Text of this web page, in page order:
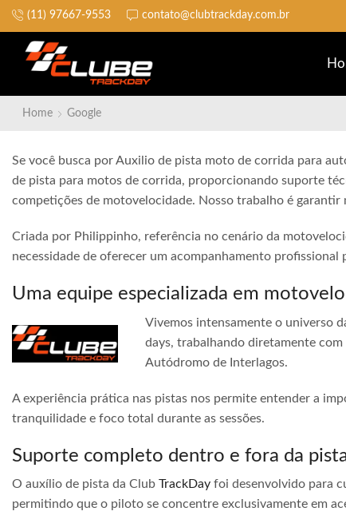
(11) 97667-9553 contato@clubtrackday.com.br
Não perca a largada
Home Google
Se você busca por Auxilio de pista moto de corrida para
de pista para motos de corrida, proporcionando suporte
competições de motovelocidade. Nosso trabalho é garantir
Criada por Philippinho, referência no cenário da
necessidade de oferecer um acompanhamento
Uma equipe especializada em
Vivemos intensamente o universo
days, trabalhando diretamente
Autódromo de Interlagos.
A experiência prática nas pistas nos permite entender a
tranquilidade e foco total durante as sessões.
Suporte completo dentro e fora da
O auxílio de pista da Club TrackDay foi desenvolvido para
permitindo que o piloto se concentre exclusivamente em